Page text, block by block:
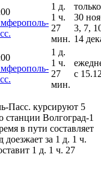
1 д.
1 ч.
27
мин.
только
30
3, 7,
14
1 д.
1 ч.
27
мин.
с
Пасс. курсируют 5
станции Волгоград-1
в пути составляет
за 1 д. 1 ч.
1 д. 1 ч. 27